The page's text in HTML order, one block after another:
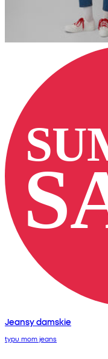
Jeansy damskie
typu mom jeans